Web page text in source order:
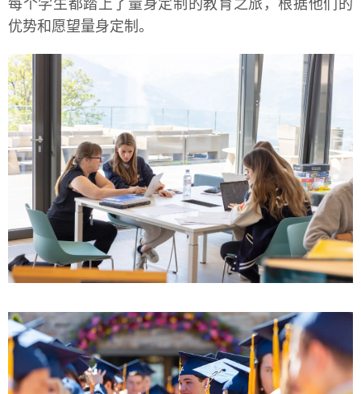
每个学生都踏上了量身定制的教育之旅，根据他们的
优势和愿望量身定制。